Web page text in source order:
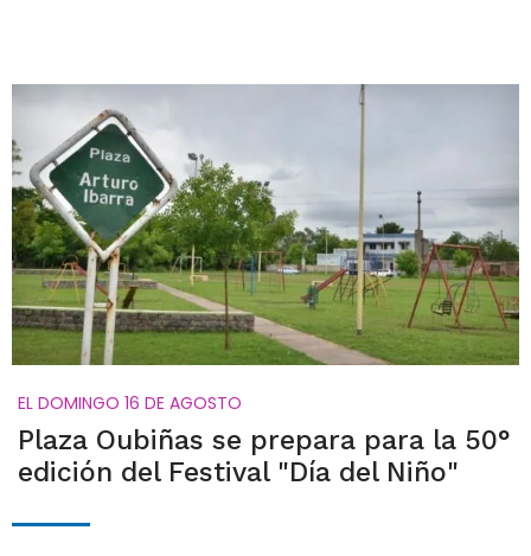
EL DOMINGO 16 DE AGOSTO
Plaza Oubiñas se prepara para la 50°
edición del Festival "Día del Niño"